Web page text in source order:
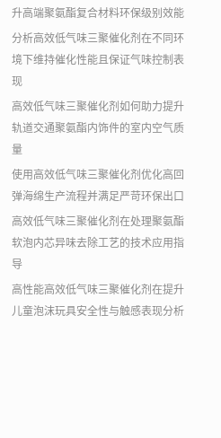
升高端聚氨酯复合材料环保级别效能
分析高效低气味三聚催化剂在不同环
境下维持催化性能且保证气味控制表
现
高效低气味三聚催化剂如何助力提升
轨道交通聚氨酯内饰件的室内空气质
量
使用高效低气味三聚催化剂优化高回
弹海绵生产流程并满足严苛环保出口
高效低气味三聚催化剂在处理聚氨酯
软泡内芯异味去除工艺的技术应用指
导
高性能高效低气味三聚催化剂在提升
儿童泡沫玩具安全性与触感表现分析